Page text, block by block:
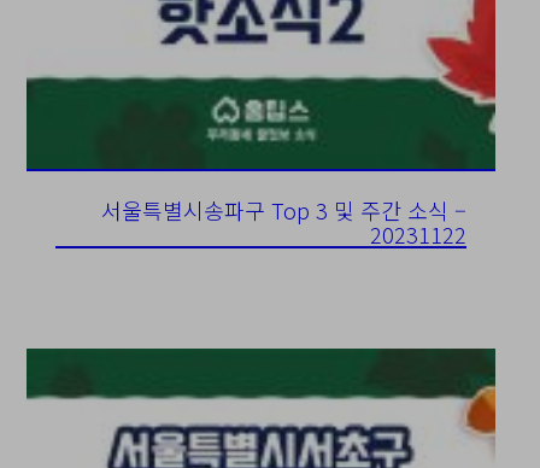
서울특별시송파구 Top 3 및 주간 소식 –
20231122